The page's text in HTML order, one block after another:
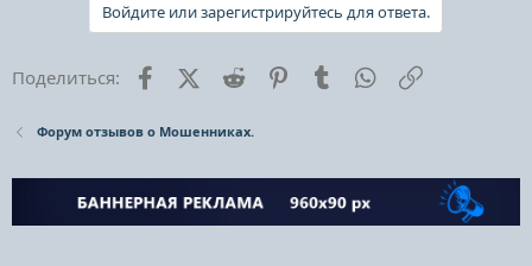
Войдите или зарегистрируйтесь для ответа.
Поделиться: FacebookX (Twitter)
Reddit PinterestTumblr WhatsApp
Форум отзывов о Мошенниках.